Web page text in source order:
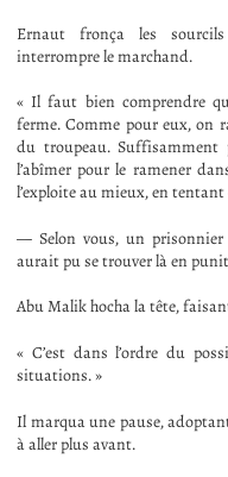
Ernaut fronça les
interrompre le marchand.
« Il faut bien comprendre
ferme. Comme pour eux, on
du troupeau. Suffisamment
l’abîmer pour le ramener
l’exploite au mieux, en
— Selon vous, un
aurait pu se trouver là en
Abu Malik hocha la tête,
« C’est dans l’ordre du
situations. »
Il marqua une pause,
à aller plus avant.